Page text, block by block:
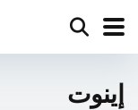
إينوت